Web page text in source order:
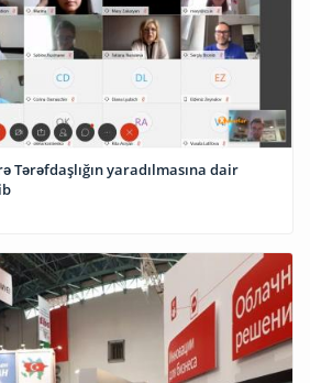
Tərəfdaşlığın yaradılmasına dair